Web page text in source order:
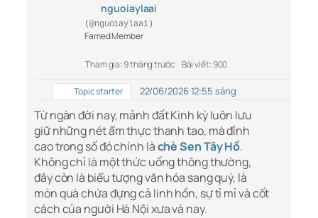
nguoiaylaai
(@nguoiaylaai)
Famed Member
Tham gia: 9 tháng trước Bài viết: 900
Topic starter 22/06/2026 12:55 sáng
Từ ngàn đời nay, mảnh đất Kinh kỳ luôn lưu
giữ những nét ẩm thực thanh tao, mà đỉnh
cao trong số đó chính làchè Sen Tây Hồ.
Không chỉ là một thức uống thông thường,
đây còn là biểu tượng văn hóa sang quý, là
món quà chứa đựng cả linh hồn, sự tỉ mỉ và cốt
cách của người Hà Nội xưa và nay.